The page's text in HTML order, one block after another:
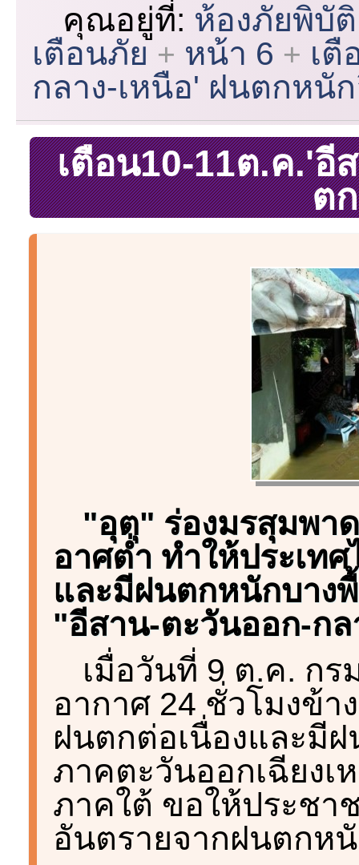
คุณอยู่ที่: ห้องภัยพิบัติ
เตือนภัย
หน้า 6
เตื
กลาง-เหนือ' ฝนตกหนั
เตือน10-11ต.ค.'อี
ต
"อุตุ" ร่องมรสุมพา
อาศต่ำ ทำให้ประเท
และมีฝนตกหนักบาง
"อีสาน-ตะวันออก-ก
เมื่อวันที่ 9 ต.ค. ก
อากาศ 24 ชั่วโมงข้า
ฝนตกต่อเนื่องและมี
ภาคตะวันออกเฉียง
ภาคใต้ ขอให้ประชา
อันตรายจากฝนตกห